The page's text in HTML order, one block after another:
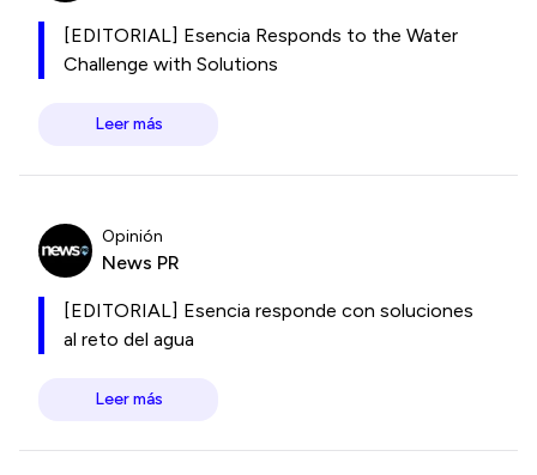
[EDITORIAL] Esencia Responds to the Water
Challenge with Solutions
Leer más
Opinión
News PR
[EDITORIAL] Esencia responde con soluciones
al reto del agua
Leer más